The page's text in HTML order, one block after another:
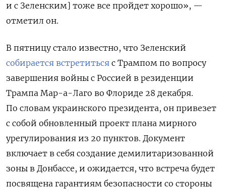
и с Зеленским] тоже все пройдет хорошо», —
отметил он.
В пятницу стало известно, что Зеленский
собирается встретиться с Трампом по вопросу
завершения войны с Россией в резиденции
Трампа Мар-а-Лаго во Флориде 28 декабря.
По словам украинского президента, он привезет
с собой обновленный проект плана мирного
урегулирования из 20 пунктов. Документ
включает в себя создание демилитаризованной
зоны в Донбассе, и ожидается, что встреча будет
посвящена гарантиям безопасности со стороны